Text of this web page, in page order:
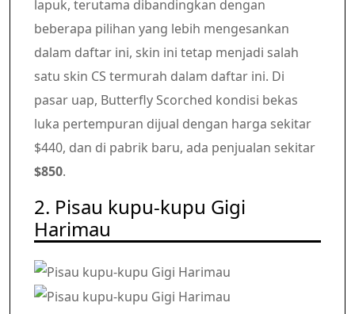
lapuk, terutama dibandingkan dengan
beberapa pilihan yang lebih mengesankan
dalam daftar ini, skin ini tetap menjadi salah
satu skin CS termurah dalam daftar ini. Di
pasar uap, Butterfly Scorched kondisi bekas
luka pertempuran dijual dengan harga sekitar
$440, dan di pabrik baru, ada penjualan sekitar
$850.
2. Pisau kupu-kupu Gigi
Harimau